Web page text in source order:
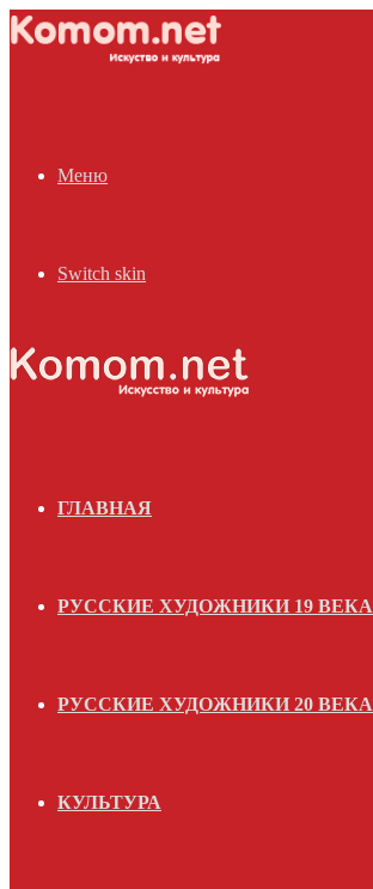
Меню
Switch skin
ГЛАВНАЯ
РУССКИЕ ХУДОЖНИКИ 19 ВЕКА
РУССКИЕ ХУДОЖНИКИ 20 ВЕКА
КУЛЬТУРА